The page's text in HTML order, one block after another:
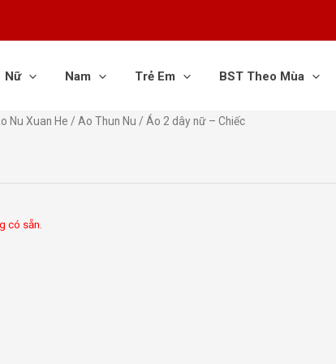
Nữ Nam Trẻ Em BST Theo Mùa
Nu Xuan He / Ao Thun Nu / Áo 2 dây nữ – Chiếc
có sẵn.